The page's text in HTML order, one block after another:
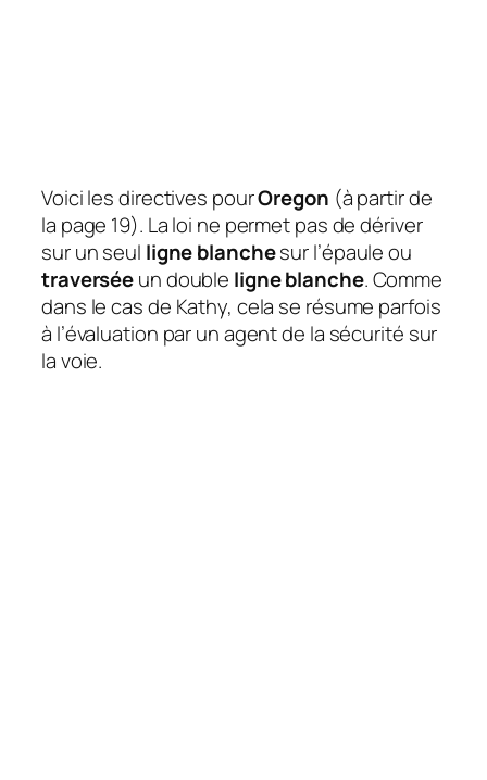
Voici les directives pourOregon (à partir de
la page 19). La loi ne permet pas de dériver
sur un seul ligne blanchesur l’épaule ou
traverséeun double ligne blanche. Comme
dans le cas de Kathy, cela se résume parfois
à l’évaluation par un agent de la sécurité sur
la voie.